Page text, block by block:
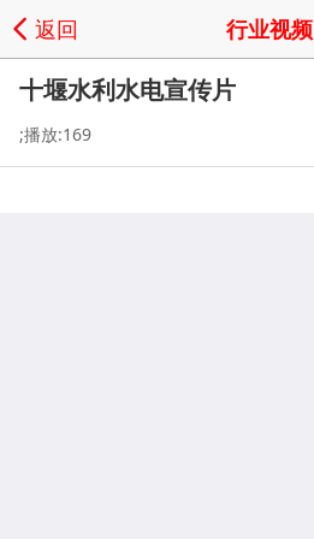
返回 行业视频
十堰水利水电宣传片
;播放:169